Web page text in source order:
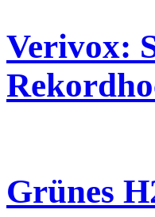
Verivox:
Grünes